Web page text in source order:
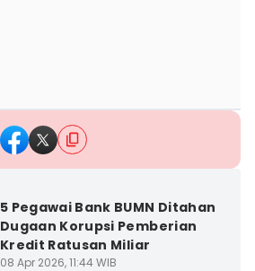
5 Pegawai Bank BUMN Ditahan
Dugaan Korupsi Pemberian
Kredit Ratusan Miliar
08 Apr 2026, 11:44 WIB